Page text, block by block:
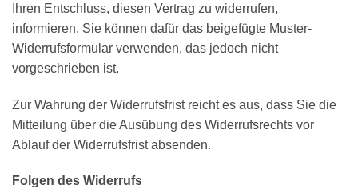
Ihren Entschluss, diesen Vertrag zu widerrufen,
informieren. Sie können dafür das beigefügte Muster-
Widerrufsformular verwenden, das jedoch nicht
vorgeschrieben ist.
Zur Wahrung der Widerrufsfrist reicht es aus, dass Sie die
Mitteilung über die Ausübung des Widerrufsrechts vor
Ablauf der Widerrufsfrist absenden.
Folgen des Widerrufs